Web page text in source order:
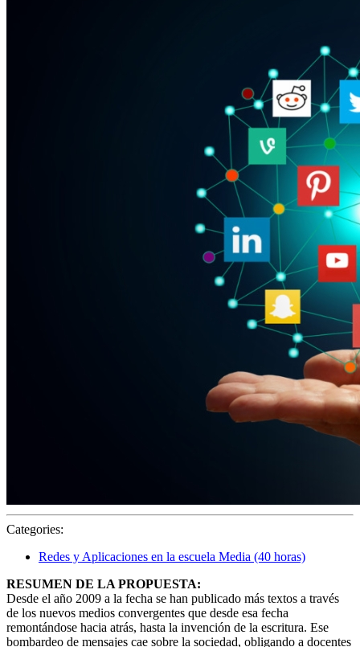
Categories:
Redes y Aplicaciones en la escuela Media (40 horas)
RESUMEN DE LA PROPUESTA:
Desde el año 2009 a la fecha se han publicado más textos a través
de los nuevos medios convergentes que desde esa fecha
remontándose hacia atrás, hasta la invención de la escritura. Ese
bombardeo de mensajes cae sobre la sociedad, obligando a docentes